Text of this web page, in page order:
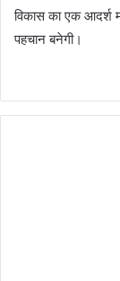
विकास का एक आदर्श
पहचान बनेगी।